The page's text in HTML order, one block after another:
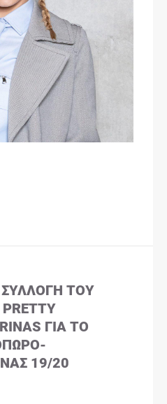
ΤΟΥ
ΓΙΑ ΤΟ
19/20